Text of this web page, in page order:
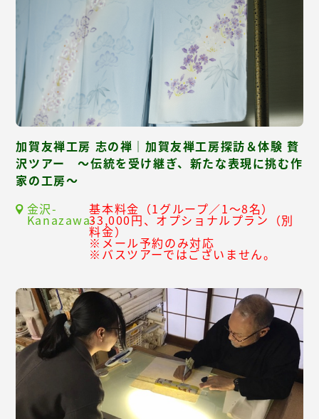
加賀友禅工房 志の禅｜加賀友禅工房探訪＆体験 贅
沢ツアー ～伝統を受け継ぎ、新たな表現に挑む作
家の工房～
金沢-
Kanazawa-
基本料金（1グループ／1～8名）
33,000円、オプショナルプラン（別
料金）
※メール予約のみ対応
※バスツアーではございません。